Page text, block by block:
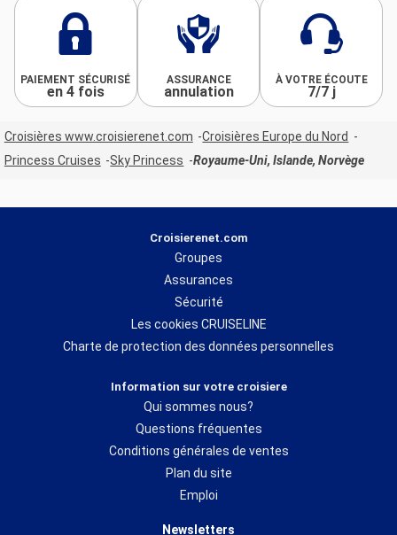
PAIEMENT SÉCURISÉ
en 4 fois
ASSURANCE
annulation
À VOTRE ÉCOUTE
7/7 j
Croisières www.croisierenet.com
Croisières Europe du Nord
Princess Cruises
Sky Princess Royaume-Uni, Islande, Norvège
Croisierenet.com
Groupes
Assurances
Sécurité
Les cookies CRUISELINE
Charte de protection des données personnelles
Information sur votre croisiere
Qui sommes nous?
Questions fréquentes
Conditions générales de ventes
Plan du site
Emploi
Newsletters